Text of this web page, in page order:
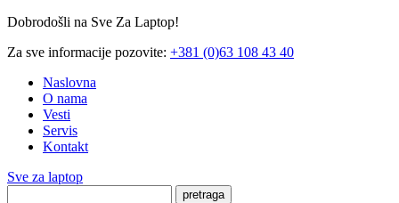
Dobrodošli na Sve Za Laptop!
Za sve informacije pozovite: +381 (0)63 108 43 40
Naslovna
O nama
Vesti
Servis
Kontakt
Sve za laptop
pretraga